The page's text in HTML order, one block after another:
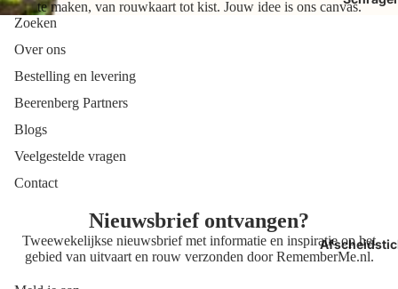
te maken, van rouwkaart tot kist. Jouw idee is ons canvas.
Zoeken
Over ons
Bestelling en levering
Beerenberg Partners
Blogs
Veelgestelde vragen
Contact
Nieuwsbrief ontvangen?
Tweewekelijkse nieuwsbrief met informatie en inspiratie op het
gebied van uitvaart en rouw verzonden doorRememberMe.nl.